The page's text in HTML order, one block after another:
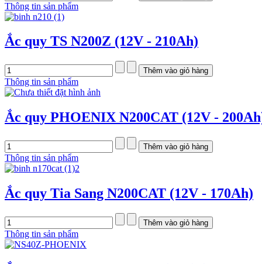
Thông tin sản phẩm
Ắc quy TS N200Z (12V - 210Ah)
Thông tin sản phẩm
Ắc quy PHOENIX N200CAT (12V -
Thông tin sản phẩm
Ắc quy Tia Sang N200CAT (12V - 170Ah)
Thông tin sản phẩm